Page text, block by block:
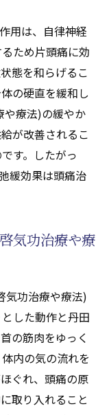
用は、自律神経
ため片頭痛に効
態を和らげるこ
の硬直を緩和し
や療法)の緩やか
が改善されるこ
す。したがっ
緩効果は頭痛治
気功治療や療
気功治療や療法)
した動作と丹田
の筋肉をゆっく
内の気の流れを
ぐれ、頭痛の原
取り入れること